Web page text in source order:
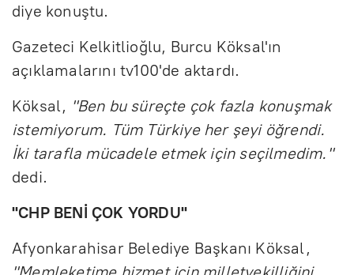
diye konuştu.
Gazeteci Kelkitlioğlu, Burcu Köksal'ın
açıklamalarını tv100'de aktardı.
Köksal, "Ben bu süreçte çok fazla konuşmak
istemiyorum. Tüm Türkiye her şeyi öğrendi.
İki tarafla mücadele etmek için seçilmedim."
dedi.
"CHP BENİ ÇOK YORDU"
Afyonkarahisar Belediye Başkanı Köksal,